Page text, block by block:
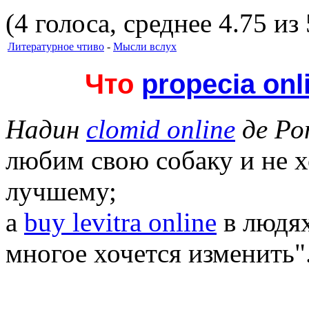
(4 голоса, среднее 4.75 из
Литературное чтиво - Мысли вслух
Что propecia
Надин clomid online де
любим свою собаку и не
лучшему;
а buy levitra online в
многое хочется